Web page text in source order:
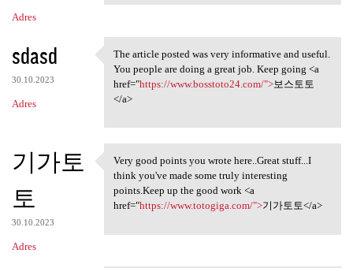
Adres
sdasd
30.10.2023
Adres
The article posted was very
The article posted was very informative and useful.
You people are doing a great job. Keep going <a
href="https://www.bosstoto24.com/">보스토토
</a>
기가토
토
30.10.2023
Adres
Very good points you wrote
Very good points you wrote here..Great stuff...I
think you've made some truly interesting
points.Keep up the good work <a
href="https://www.totogiga.com/">기가토토</a>